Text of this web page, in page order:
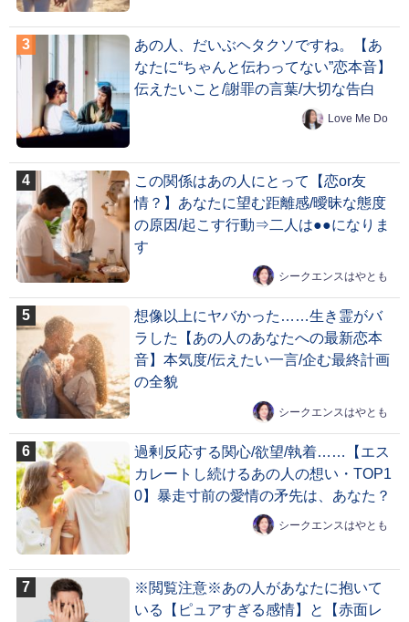
あの人、だいぶヘタクソですね。【あ
なたに“ちゃんと伝わってない”恋本音】
伝えたいこと/謝罪の言葉/大切な告白
Love Me Do
この関係はあの人にとって【恋or友
情？】あなたに望む距離感/曖昧な態度
の原因/起こす行動⇒二人は●●になりま
す
シークエンスはやとも
想像以上にヤバかった……生き霊がバ
ラした【あの人のあなたへの最新恋本
音】本気度/伝えたい一言/企む最終計画
の全貌
シークエンスはやとも
過剰反応する関心/欲望/執着……【エス
カレートし続けるあの人の想い・TOP1
0】暴走寸前の愛情の矛先は、あなた？
シークエンスはやとも
※閲覧注意※あの人があなたに抱いて
いる【ピュアすぎる感情】と【赤面レ